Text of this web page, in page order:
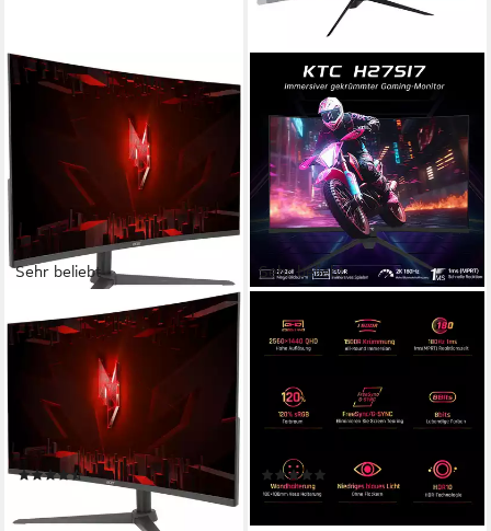
Sehr beliebt
ACER
XZ320QU P3 Curved-
Gaming-Monitor
80 cm/ 32 Zoll Diagonale
2560 x 1440 px, QHD
Reaktionszeit
Produktdatenblatt
(54)
279,00 €
16,21 €mtl. in 12 Raten
Sehr beliebt
H27S17 Curved-Gaming-
2560 x 1440 px, QHD
Auflösung
1 ms Reaktionszeit
180 Hz
Bildwiederholfrequenz
Produktdatenblatt
(20)
149,00 € UVP279,00 €